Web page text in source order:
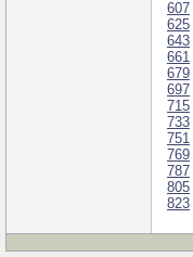
607
625
643
661
679
697
715
733
751
769
787
805
823